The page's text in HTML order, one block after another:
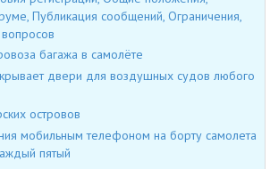
Публикация сообщений, Ограничения,
багажа в самолёте
двери для воздушных судов любого
островов
мобильным телефоном на борту самолета
пятый